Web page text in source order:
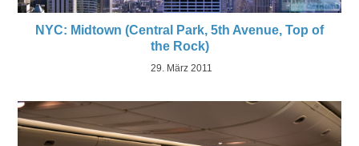
NYC: Midtown (Central Park, 5th Avenue, Top of
the Rock)
29. März 2011